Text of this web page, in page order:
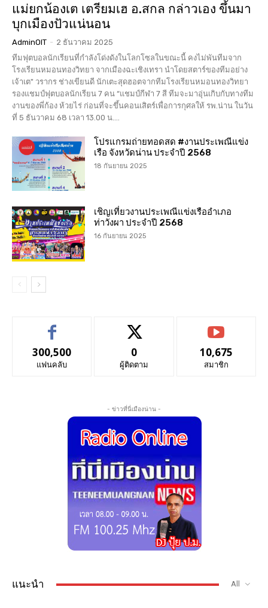
แม่ยกน้องเต เตรียมเฮ อ.สกล กล่าวเอง ขึ้นมา
บุกเมืองปัวแน่นอน
AdminOIT - 2 ธันวาคม 2025
ทีมฟุตบอลนักเรียนที่กำลังโด่งดังในโลกโซลในขณะนี้ คงไม่พันทีมจาก
โรงเรียนหมอนทองวิทยา จากเมืองฉะเชิงเทรา นำโดยสตาร์ของทีมอย่าง
เจ้าเต" วรากร ช่างเขียนดี นักเตะสุดฮอตจากทีมโรงเรียนหมอนทองวิทยา
รองแชมป์ฟุตบอลนักเรียน 7 คน “แชมป์กีฬา 7 สี ทีมจะมาอุ่นเกิบกับทางทีม
งานของพี่ก้อง ห้วยไร่ ก่อนที่จะขึ้นคอนเสิตร์เพื่อการกุศลให้ รพ.น่าน ในวัน
ที่ 5 ธันวาคม 68 เวลา 13.00 น....
โปรแกรมถ่ายทอดสด #งานประเพณีแข่ง
เรือ จังหวัดน่าน ประจำปี 2568
18 กันยายน 2025
เชิญเที่ยวงานประเพณีแข่งเรืออำเภอ
ท่าวังผา ประจำปี 2568
16 กันยายน 2025
300,500
แฟนคลับ
0
ผู้ติดตาม
10,675
สมาชิก
- ข่าวที่นี่เมืองน่าน -
แนะนำ All